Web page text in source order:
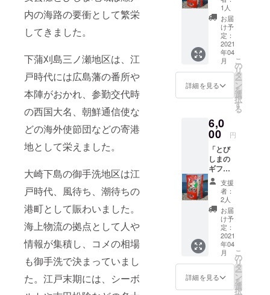
内の海路の要衝として繁栄
してきました。
下蒲刈島三ノ瀬地区は、江
戸時代には広島藩の番所や
本陣がおかれ、参勤交代時
の西国大名、朝鮮通信使な
どの海外使節団などの寄港
地として栄えました。
大崎下島の御手洗地区は江
戸時代、風待ち、潮待ちの
港町として賑わいました。
海上物流の拠点として人や
情報が集積し、コメの相場
も御手洗で決まっていまし
た。江戸末期には、シーボ
効期限
はチ
ケット
が到着
した日
から、
2022年
5月31日
きま
す。 ◎
チケッ
ト到着
後、事
前にお
電話、
もしく
はE‐
メール
で予約
をして
ご訪問
くださ
い。 ◎
通常の
予約と
ムで１
種類」
+トムの
写真館
「ポス
トカー
ド」の
セット
をお届
の商品
（ド
レッシ
ング、
ポン
酢、シ
ロッ
プ、
ジャ
ム）は
画像の
中から
ランダ
ムで１
種類お
届けし
ます。
礼状+蒲
刈物産
「海人
の藻
塩」+島
の屋
「「写
真の商
品（ド
レッシ
ング、
酢、シ
ロッ
プ、
ジャ
ム）の
中から
ランダ
ムで１
類」」
+トムの
写真館
「ポス
トカー
ド」の
セット
をお届
1人
お届
け予
定：
2021
年04
月
詳細を見る
こ
の
リ
タ
ー
ン
を
選
択
す
る
6,0
00 円
「とび
しまの
ギフト
セット
③」 御
礼状+蒲
刈物産
「海人
の藻
塩」+島
の屋
「「写
真の商
品（ド
レッシ
支援
者：
2人
お届
け予
定：
2021
年04
月
詳細を見る
こ
の
リ
タ
ー
ン
を
選
択